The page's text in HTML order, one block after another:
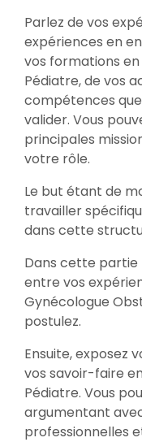
Parlez de vos
expériences en
vos formations
Pédiatre, de vos
compétences
valider. Vous
principales
votre rôle.
Le but étant de
travailler
dans cette
Dans cette partie
entre vos
Gynécologue
postulez.
Ensuite, exposez
vos savoir-faire
Pédiatre. Vous
argumentant
professionnelles